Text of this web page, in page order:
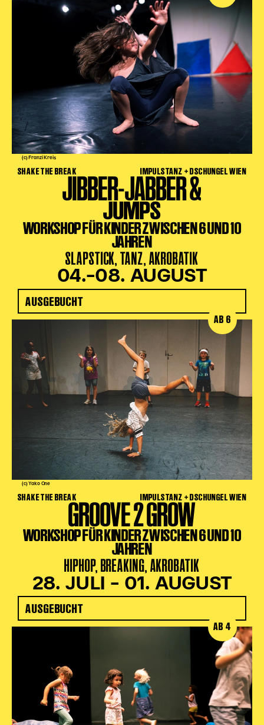
(c) Franzi Kreis
SHAKE THE BREAK IMPULSTANZ + DSCHUNGEL WIEN
JIBBER-JABBER &
JUMPS
WORKSHOP FÜR KINDER ZWISCHEN 6 UND 10
JAHREN
SLAPSTICK, TANZ, AKROBATIK
04.–08. AUGUST
AUSGEBUCHT
(c) Yako One
AB 6
SHAKE THE BREAK IMPULSTANZ + DSCHUNGEL WIEN
GROOVE 2 GROW
WORKSHOP FÜR KINDER ZWISCHEN 6 UND 10
JAHREN
HIPHOP, BREAKING, AKROBATIK
28. JULI – 01. AUGUST
AUSGEBUCHT
AB 4